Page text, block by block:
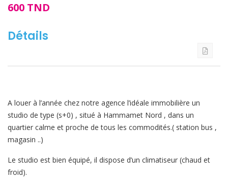
600 TND
Détails
A louer à l’année chez notre agence l’idéale immobilière un
studio de type (s+0) , situé à Hammamet Nord , dans un
quartier calme et proche de tous les commodités.( station bus ,
magasin ..)
Le studio est bien équipé, il dispose d’un climatiseur (chaud et
froid).